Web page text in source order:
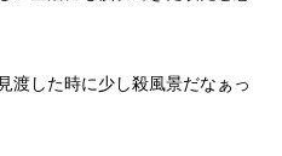
渡した時に少し殺風景だなぁっ